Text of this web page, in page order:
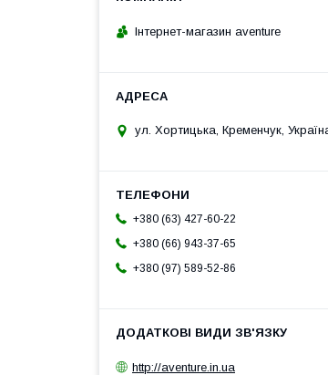
Інтернет-магазин aventure
ул. Хортицька, Кременчук,
+380 (63) 427-60-22
+380 (66) 943-37-65
+380 (97) 589-52-86
http://aventure.in.ua